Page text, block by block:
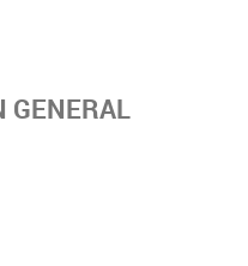
GENERAL